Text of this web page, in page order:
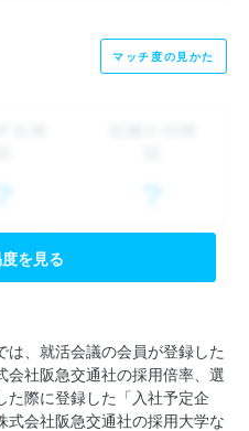
マッチ度の見かた
を見る
、就活会議の会員が登録した
会社阪急交通社の採用倍率、選
際に登録した「入社予定企
会社阪急交通社の採用大学な